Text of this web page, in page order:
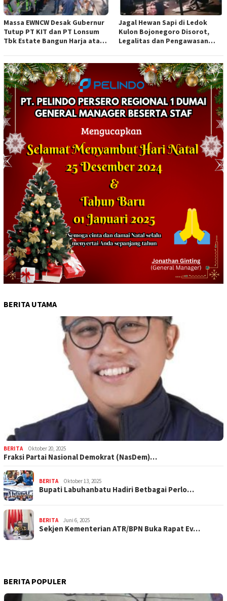
Massa EWNCW Desak Gubernur
Tutup PT KIT dan PT Lonsum
Tbk Estate Bangun Harja atas
dan Penyerobotan Lahan
Warga
Jagal Hewan Sapi di Ledok
Kulon Bojonegoro Disorot,
Legalitas dan Pengawasan
BERITA UTAMA
BERITA Oktober 20, 2025
Fraksi Partai Nasional Demokrat (NasDem)…
BERITA Oktober 13, 2025
Bupati Labuhanbatu Hadiri Betbagai Perlo…
BERITA Juni 6, 2025
Sekjen Kementerian ATR/BPN Buka Rapat Ev…
BERITA POPULER